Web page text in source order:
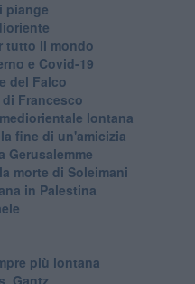
piange
tutto il mondo
e Covid-19
del Falco
Francesco
lontana
fine di un'amicizia
Gerusalemme
morte di Soleimani
in Palestina
più lontana
Gantz